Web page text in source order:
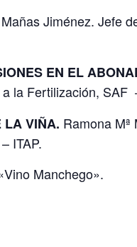
Jiménez. Jefe
EN EL
la Fertilización, SAF
LA VIÑA. Ramona
ITAP.
Manchego».